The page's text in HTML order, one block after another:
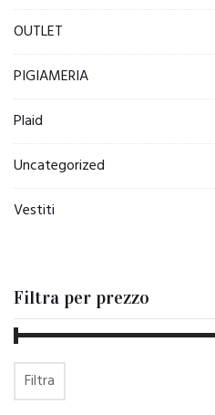
OUTLET
PIGIAMERIA
Plaid
Uncategorized
Vestiti
Filtra per prezzo
Filtra